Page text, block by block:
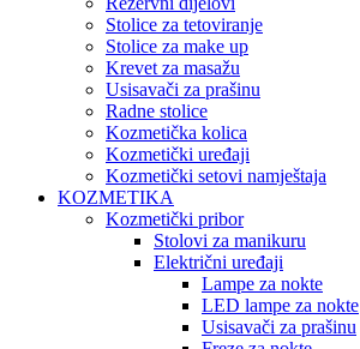
Stolice za tetoviranje
Stolice za make up
Krevet za masažu
Usisavači za prašinu
Radne stolice
Kozmetička kolica
Kozmetički uređaji
Kozmetički setovi namještaja
KOZMETIKA
Kozmetički pribor
Stolovi za manikuru
Električni uređaji
Lampe za nokte
LED lampe za nokte
Usisavači za prašinu